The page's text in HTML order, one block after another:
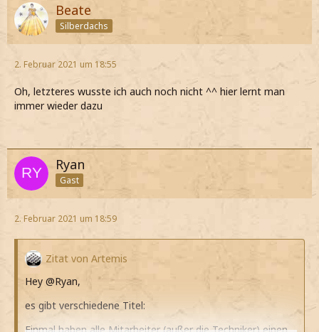
Beate
Silberdachs
2. Februar 2021 um 18:55
Oh, letzteres wusste ich auch noch nicht ^^ hier lernt man
immer wieder dazu
Ryan
Gast
2. Februar 2021 um 18:59
Zitat von Artemis
Hey @Ryan,
es gibt verschiedene Titel:
Einmal haben alle Mitarbeiter (außer die Techniker) einen